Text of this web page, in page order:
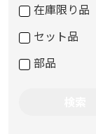
在庫限り品
セット品
部品